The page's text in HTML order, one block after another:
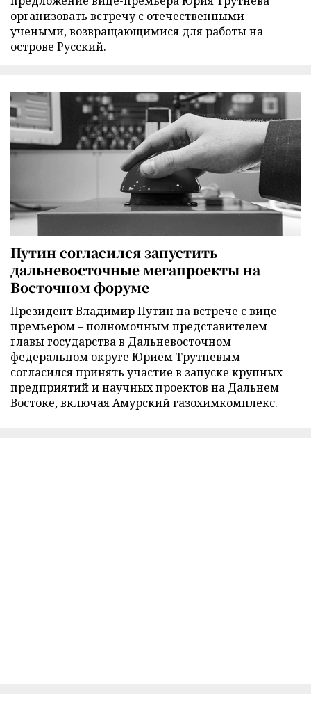
организовать встречу с отечественными
учеными, возвращающимися для работы на
острове Русский.
Путин согласился запустить
дальневосточные мегапроекты на
Восточном форуме
Президент Владимир Путин на встрече с вице-
премьером – полномочным представителем
главы государства в Дальневосточном
федеральном округе Юрием Трутневым
согласился принять участие в запуске крупных
предприятий и научных проектов на Дальнем
Востоке, включая Амурский газохимкомплекс.